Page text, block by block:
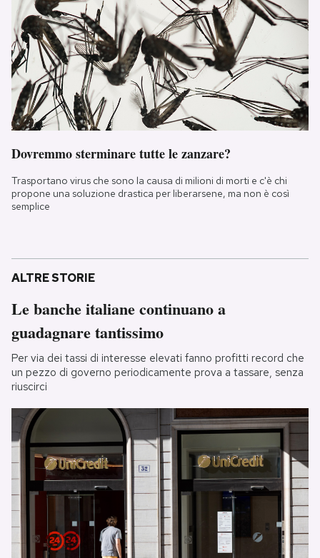
Dovremmo sterminare tutte le zanzare?
Trasportano virus che sono la causa di milioni di morti e c'è chi
propone una soluzione drastica per liberarsene, ma non è così
semplice
ALTRE STORIE
Le banche italiane continuano a
guadagnare tantissimo
Per via dei tassi di interesse elevati fanno profitti record che
un pezzo di governo periodicamente prova a tassare, senza
riuscirci